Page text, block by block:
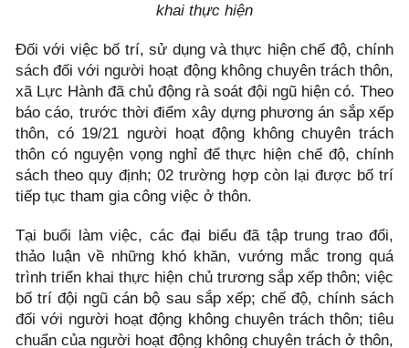
khai thực hiện
Đối với việc bố trí, sử dụng và thực hiện chế độ, chính
sách đối với người hoạt động không chuyên trách thôn,
xã Lực Hành đã chủ động rà soát đội ngũ hiện có. Theo
báo cáo, trước thời điểm xây dựng phương án sắp xếp
thôn, có 19/21 người hoạt động không chuyên trách
thôn có nguyện vọng nghỉ để thực hiện chế độ, chính
sách theo quy định; 02 trường hợp còn lại được bố trí
tiếp tục tham gia công việc ở thôn.
Tại buổi làm việc, các đại biểu đã tập trung trao đổi,
thảo luận về những khó khăn, vướng mắc trong quá
trình triển khai thực hiện chủ trương sắp xếp thôn; việc
bố trí đội ngũ cán bộ sau sắp xếp; chế độ, chính sách
đối với người hoạt động không chuyên trách thôn; tiêu
chuẩn của người hoạt động không chuyên trách ở thôn,